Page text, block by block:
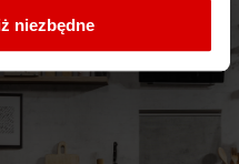
niezbędne